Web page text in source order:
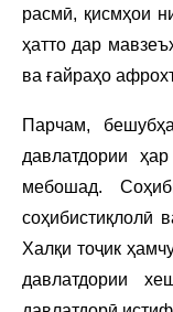
расмӣ, қисмҳои
ҳатто дар
ва ғайраҳо
Парчам,
давлатдории
мебошад.
соҳибистиқлолӣ
Халқи тоҷик
давлатдории